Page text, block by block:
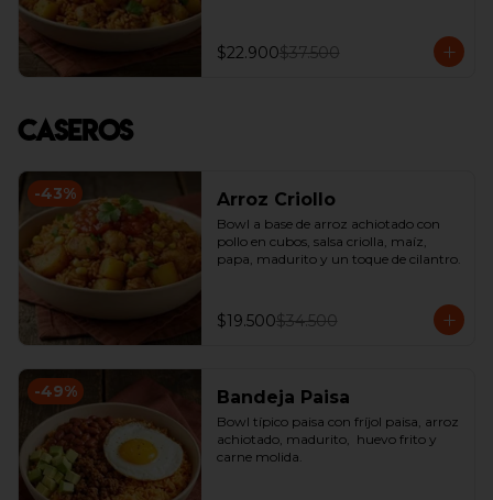
$22.900$37.500
Caseros
-43% Arroz Criollo
Bowl a base de arroz achiotado con
pollo en cubos, salsa criolla, maíz,
papa, madurito y un toque de cilantro.
$19.500$34.500
-49% Bandeja Paisa
Bowl típico paisa con fríjol paisa, arroz
achiotado, madurito,  huevo frito y
carne molida.